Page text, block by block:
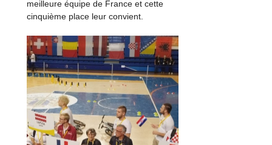
meilleure équipe de France et cette
cinquième place leur convient.